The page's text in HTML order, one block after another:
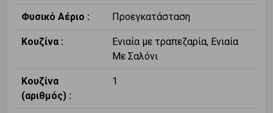
Φυσικό Αέριο : Προεγκατάσταση
Κουζίνα :
Ενιαία με τραπεζαρία, Ενιαία
Με Σαλόνι
Κουζίνα
(αριθμός) :
1